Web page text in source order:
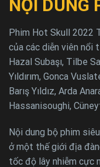
NỘI DUNG
Phim Hot Skull 2022
của các diễn viên nổi
Hazal Subaşı, Tilbe
Yıldırım, Gonca
Barış Yıldız, Arda
Hassanisoughi,
Nội dung bộ phim
ở một thế giới địa
tốc độ lây nhiễm cực